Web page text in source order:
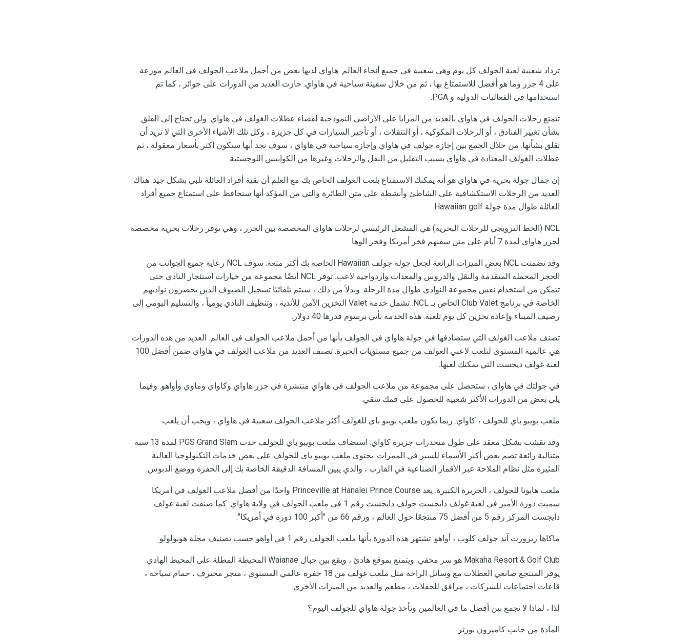
تزداد شعبية لعبة الجولف كل يوم وهي شعبية في جميع أنحاء العالم. هاواي لديها بعض من أجمل ملاعب الجولف في العالم موزعة
على 4 جزر وما هو أفضل للاستمتاع بها ، ثم من خلال سفينة سياحية في هاواي. حازت العديد من الدورات على جوائز ، كما تم
استخدامها في الفعاليات الدولية و PGA.
تتمتع رحلات الجولف في هاواي بالعديد من المزايا على الأراضي النموذجية لقضاء عطلات الغولف في هاواي. ولن تحتاج إلى القلق
بشأن تغيير الفنادق ، أو الرحلات المكوكية ، أو التنقلات ، أو تأجير السيارات في كل جزيرة ، وكل تلك الأشياء الأخرى التي لا تريد أن
تقلق بشأنها. من خلال الجمع بين إجازة جولف في هاواي وإجازة سياحية في هاواي ، سوف تجد أنها ستكون أكثر بأسعار معقولة ، ثم
عطلات الغولف المعتادة في هاواي بسبب التقليل من النقل والرحلات وغيرها من الكوابيس اللوجستية.
إن جمال جولة بحرية في هاواي هو أنه يمكنك الاستمتاع بلعب الغولف الخاص بك مع العلم أن بقية أفراد العائلة تلبي بشكل جيد. هناك
العديد من الرحلات الاستكشافية على الشاطئ وأنشطة على متن الطائرة والتي من المؤكد أنها ستحافظ على استمتاع جميع أفراد
العائلة طوال مدة جولة Hawaiian golf.
NCL (الخط النرويجي للرحلات البحرية) هي المشغل الرئيسي لرحلات هاواي المخصصة بين الجزر ، وهي توفر رحلات بحرية مخصصة
لجزر هاواي لمدة 7 أيام على متن سفنهم فخر أمريكا وفخر الوها.
وقد تضمنت NCL بعض الميزات الرائعة لجعل جولة جولف Hawaiian الخاصة بك أكثر متعة. سوف NCL رعاية جميع الجوانب من
الحجز المحملة المتقدمة والنقل والدروس والمعدات وازدواجية لاعب. توفر NCL أيضًا مجموعة من خيارات استئجار النادي حتى
تتمكن من استخدام نفس مجموعة النوادي طوال مدة الرحلة. وبدلاً من ذلك ، سيتم تلقائيًا تسجيل الضيوف الذين يحضرون نواديهم
الخاصة في برنامج Club Valet الخاص بـ NCL. تشمل خدمة Valet التخزين الآمن للأندية ، وتنظيف النادي يومياً ، والتسليم اليومي إلى
رصيف الميناء وإعادة تخزين كل يوم تلعبه. هذه الخدمة تأتي برسوم قدرها 40 دولار.
تصنف ملاعب الغولف التي ستصادفها في جولة هاواي في الجولف بأنها من أجمل ملاعب الجولف في العالم. العديد من هذه الدورات
هي عالمية المستوى لتلعب لاعبي الغولف من جميع مستويات الخبرة. تصنف العديد من ملاعب الغولف في هاواي ضمن أفضل 100
لعبة غولف ديجست التي يمكنك لعبها.
في جولتك في هاواي ، ستحصل على مجموعة من ملاعب الجولف في هاواي منتشرة في جزر هاواي وكاواي وماوي وأواهو. وفيما
يلي بعض من الدورات الأكثر شعبية للحصول على فمك سقي.
ملعب بويبو باي للجولف ، كاواي. ربما يكون ملعب بويبو باي للغولف أكثر ملاعب الجولف شعبية في هاواي ، ويجب أن يلعب.
وقد نقشت بشكل معقد على طول منحدرات جزيرة كاواي. استضاف ملعب بويبو باي للجولف حدث PGS Grand Slam لمدة 13 سنة
متتالية رائعة تضم بعض أكبر الأسماء للسير في الممرات. يحتوي ملعب بويبو باي للجولف على بعض خدمات التكنولوجيا العالية
المثيرة مثل نظام الملاحة عبر الأقمار الصناعية في القارب ، والذي يبين المسافة الدقيقة الخاصة بك إلى الحفرة ووضع الدبوس.
ملعب هابونا للجولف ، الجزيرة الكبيرة. يعد Princeville at Hanalei Prince Course واحدًا من أفضل ملاعب الغولف في أمريكا.
سميت دورة الأمير في لعبة غولف دايجست جولف دايجست رقم 1 في ملعب الجولف في ولاية هاواي. كما صنفت لعبة غولف
دايجست المركز رقم 5 من أفضل 75 منتجعًا حول العالم ، ورقم 66 من "أكبر 100 دورة في أمريكا".
ماكاها ريزورت آند جولف كلوب ، أواهو. تشتهر هذه الدورة بأنها ملعب الجولف رقم 1 في أواهو حسب تصنيف مجلة هونولولو.
Makaha Resort & Golf Club هو سر مخفي. ويتمتع بموقع هادئ ، ويقع بين جبال Waianae المحيطة المطلة على المحيط الهادي.
يوفر المنتجع صانعي العطلات مع وسائل الراحة مثل ملعب غولف من 18 حفرة عالمي المستوى ، متجر محترف ، حمام سباحة ،
قاعات اجتماعات للشركات ، مرافق للحفلات ، مطعم والعديد من الميزات الأخرى.
لذا ، لماذا لا تجمع بين أفضل ما في العالمين وتأخذ جولة هاواي للجولف اليوم؟
المادة من جانب كاميرون بورتر